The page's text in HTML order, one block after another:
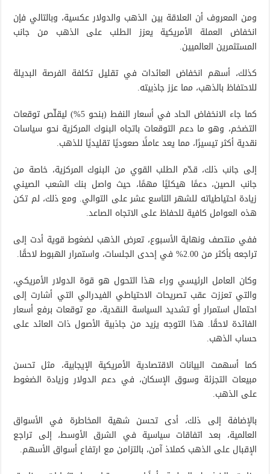
ومن المعروف أن العلاقة بين الذهب والدولار عكسية، وبالتالي فإن
انخفاض العملة الأمريكية يعزز الطلب على الذهب من جانب
المستثمرين العالميين.
كذلك، أسهم انخفاض العائدات في تقليل تكلفة الفرصة البديلة
للاحتفاظ بالذهب، مما عزز جاذبيته.
كما جاء الانخفاض الحاد في أسعار النفط (بنحو 5%) ليقلّص توقعات
التضخم، وهو ما دعم التوقعات باتجاه البنوك المركزية نحو سياسات
نقدية أكثر تيسيرًا، مما يعد عاملًا صعوديًا تقليديًا للذهب.
إلى جانب ذلك، قدّم الطلب القوي من البنوك المركزية، خاصة من
جانب الصين، دعمًا هيكليًا مهمًا، حيث واصل بنك الشعب الصيني
زيادة احتياطياته للشهر التاسع عشر على التوالي. ومع ذلك، لم تكن
هذه العوامل كافية للحفاظ على الاتجاه الصاعد.
ففي منتصف ونهاية الأسبوع، تعرض الذهب لضغوط قوية أدت إلى
تراجعه بأكثر من 2.00% في إحدى الجلسات، واستمرار الهبوط لاحقًا.
وكان العامل الرئيسي وراء هذا التحول هو قوة الدولار الأمريكي،
والتي تعززت عقب تصريحات الاحتياطي الفيدرالي التي أشارت إلى
احتمال استمرار أو تشديد السياسة النقدية، مع توقعات برفع أسعار
الفائدة لاحقًا. هذا التوجه يزيد من جاذبية الأصول ذات العائد على
حساب الذهب.
كما أسهمت البيانات الاقتصادية الأمريكية الإيجابية، مثل تحسن
مبيعات التجزئة وسوق الإسكان، في دعم الدولار وزيادة الضغوط
على الذهب.
بالإضافة إلى ذلك، أدى تحسن شهية المخاطرة في الأسواق
العالمية، بعد اتفاقات سياسية في الشرق الأوسط، إلى تراجع
الإقبال على الذهب كملاذ آمن، بالتزامن مع ارتفاع أسواق الأسهم.